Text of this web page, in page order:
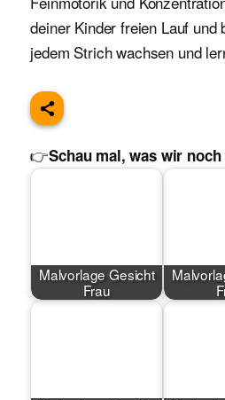
deiner Kinder freien Lauf
jedem Strich wachsen und
👉Schau mal, was wir
Malvorlage Gesicht
Frau